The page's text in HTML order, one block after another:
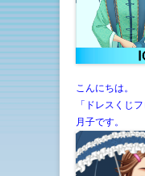
こんにちは。
「ドレスくじ
月子です。